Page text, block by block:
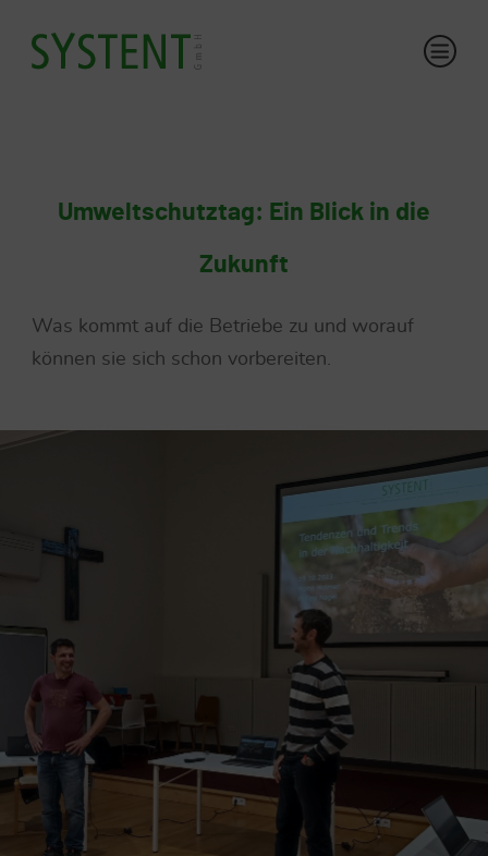
Umweltschutztag: Ein Blick in die
Zukunft
Was kommt auf die Betriebe zu und worauf
können sie sich schon vorbereiten.